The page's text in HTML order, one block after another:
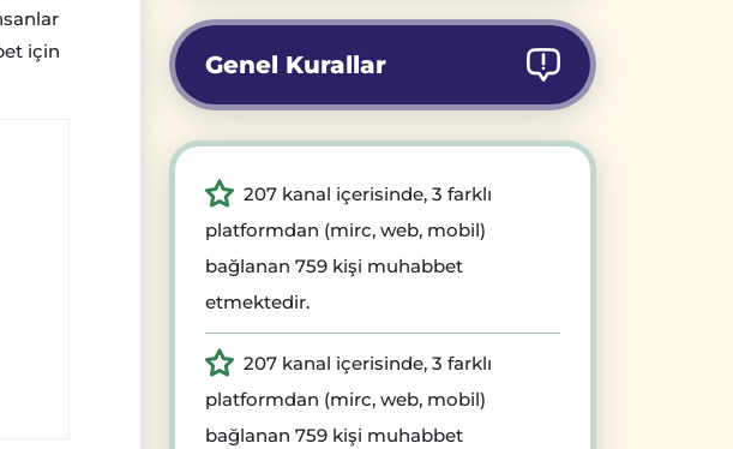
için
Genel Kurallar
207 kanal içerisinde, 3 farklı
platformdan (mirc, web, mobil)
bağlanan 759 kişi muhabbet
etmektedir.
207 kanal içerisinde, 3 farklı
platformdan (mirc, web, mobil)
bağlanan 759 kişi muhabbet